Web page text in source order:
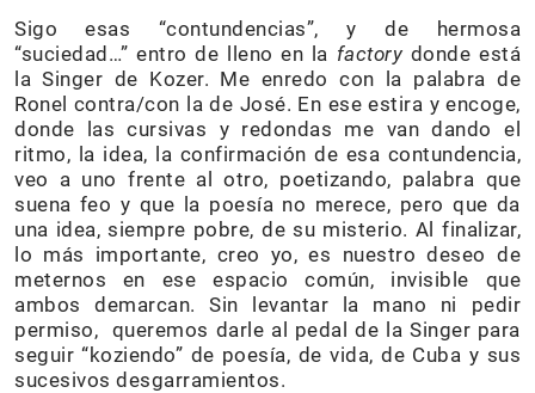
Sigo esas “contundencias”, y de hermosa
“suciedad…” entro de lleno en la factory donde está
la Singer de Kozer. Me enredo con la palabra de
Ronel contra/con la de José. En ese estira y encoge,
donde las cursivas y redondas me van dando el
ritmo, la idea, la confirmación de esa contundencia,
veo a uno frente al otro, poetizando, palabra que
suena feo y que la poesía no merece, pero que da
una idea, siempre pobre, de su misterio. Al finalizar,
lo más importante, creo yo, es nuestro deseo de
meternos en ese espacio común, invisible que
ambos demarcan. Sin levantar la mano ni pedir
permiso, queremos darle al pedal de la Singer para
seguir “koziendo” de poesía, de vida, de Cuba y sus
sucesivos desgarramientos.